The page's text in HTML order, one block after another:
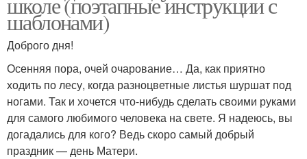
шаблонами)
Доброго дня!
Осенняя пора, очей очарование… Да, как приятно
ходить по лесу, когда разноцветные листья шуршат под
ногами. Так и хочется что-нибудь сделать своими руками
для самого любимого человека на свете. Я надеюсь, вы
догадались для кого? Ведь скоро самый добрый
праздник — день Матери.